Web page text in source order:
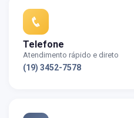
Telefone
Atendimento rápido e direto
(19) 3452-7578